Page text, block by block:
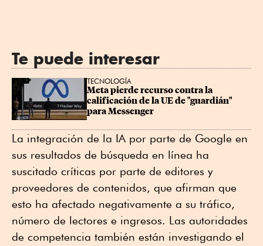
Te puede interesar
TECNOLOGÍA
Meta pierde recurso contra la
calificación de la UE de "guardián"
para Messenger
La integración de la IA por parte de Google en
sus resultados de búsqueda en línea ha
suscitado críticas por parte de editores y
proveedores de contenidos, que afirman que
esto ha afectado negativamente a su tráfico,
número de lectores e ingresos. Las autoridades
de competencia también están investigando el